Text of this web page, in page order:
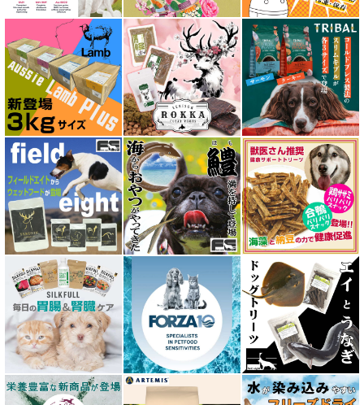
アマノヴァ Amanova
アルモネイチャー almo nature
アンブロシア AMBROSIA
アートゥー AATU
アーテミス ARTEMIS
イティ iti
ウェルネス ヘルシーバランス
ウルフブラット WOLFSBLUT
エーワン AWAN DOG FOOD
エーにゃん Anyan 猫用おやつ
エクイリブリア EQUILIBRIA